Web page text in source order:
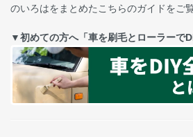
のいろはをまとめたこちらのガイドをご
▼初めての方へ「車を刷毛とローラーで